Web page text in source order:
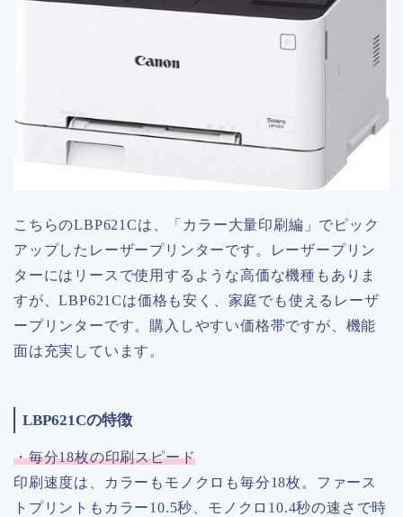
こちらのLBP621Cは、「カラー大量印刷編」でピック
アップしたレーザープリンターです。レーザープリン
ターにはリースで使用するような高価な機種もありま
すが、LBP621Cは価格も安く、家庭でも使えるレーザ
ープリンターです。購入しやすい価格帯ですが、機能
面は充実しています。
LBP621Cの特徴
・毎分18枚の印刷スピード
印刷速度は、カラーもモノクロも毎分18枚。ファース
トプリントもカラー10.5秒、モノクロ10.4秒の速さで時